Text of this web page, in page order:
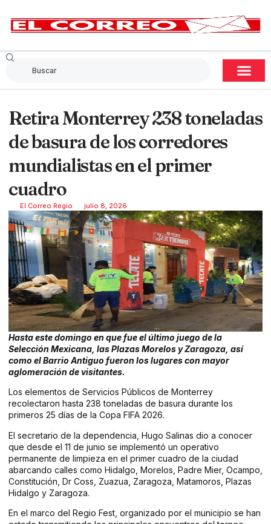
Retira Monterrey 238 toneladas
de basura de los corredores
mundialistas en el primer
cuadro
El Correo Regio julio 8, 2026
Hasta este domingo en que fue el último juego de la
Selección Mexicana, las Plazas Morelos y Zaragoza, así
como el Barrio Antiguo fueron los lugares con mayor
aglomeración de visitantes.
Los elementos de Servicios Públicos de Monterrey
recolectaron hasta 238 toneladas de basura durante los
primeros 25 días de la Copa FIFA 2026.
El secretario de la dependencia, Hugo Salinas dio a conocer
que desde el 11 de junio se implementó un operativo
permanente de limpieza en el primer cuadro de la ciudad
abarcando calles como Hidalgo, Morelos, Padre Mier, Ocampo,
Constitución, Dr Coss, Zuazua, Zaragoza, Matamoros, Plazas
Hidalgo y Zaragoza.
En el marco del Regio Fest, organizado por el municipio se han